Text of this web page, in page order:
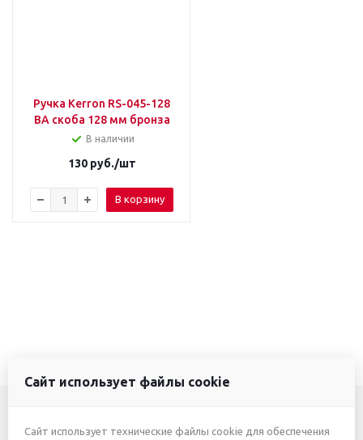
Ручка Kerron RS-045-128
BA скоба 128 мм бронза
В наличии
130руб./шт
В корзину
Сайт использует файлы cookie
Сайт использует технические файлы cookie для обеспечения